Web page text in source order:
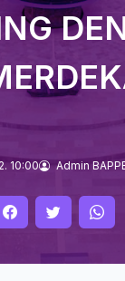
10:00 Admin